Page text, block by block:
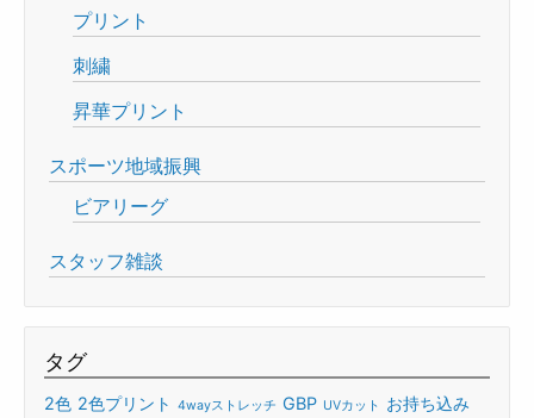
プリント
刺繍
昇華プリント
スポーツ地域振興
ビアリーグ
スタッフ雑談
タグ
2色 2色プリント 4wayストレッチ GBP UVカット
お持ち込み